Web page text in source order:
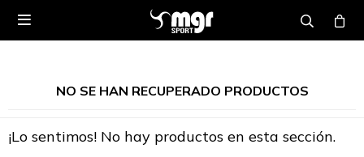

NO SE HAN RECUPERADO PRODUCTOS
¡Lo sentimos! No hay productos en esta sección.